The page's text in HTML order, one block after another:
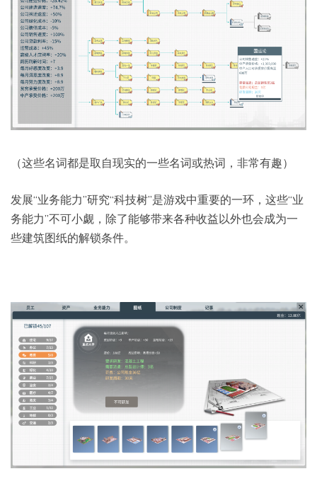
（这些名词都是取自现实的一些名词或热词，非常有趣）
发展“业务能力”研究“科技树”是游戏中重要的一环，这些“业
务能力”不可小觑，除了能够带来各种收益以外也会成为一
些建筑图纸的解锁条件。